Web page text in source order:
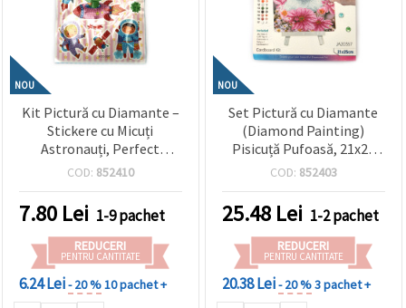
NOU
Kit Pictură cu Diamante –
Stickere cu Micuți
Astronauți, Perfect
pentru Copii, Artă
Creative DIY SCC207
COD: 852410
7.80 Lei 1-9 pachet
REDUCERI
PENTRU CANTITATE
6.24 Lei- 20 %10 pachet +
NOU
Set Pictură cu Diamante
(Diamond Painting)
Pisicuță Pufoasă, 21x25
cm, Diamante Rotunde –
Șevalet Inclus – Ideal
pentru Artă cu Animale de
Companie și Decor Cald
pentru Casă, JA20357
COD: 852403
25.48 Lei 1-2 pachet
REDUCERI
PENTRU CANTITATE
20.38 Lei- 20 %3 pachet +